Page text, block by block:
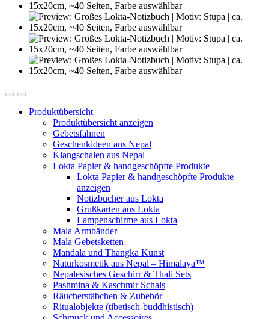
Produktübersicht
Produktübersicht anzeigen
Gebetsfahnen
Geschenkideen aus Nepal
Klangschalen aus Nepal
Lokta Papier & handgeschöpfte Produkte
Lokta Papier & handgeschöpfte Produkte
anzeigen
Notizbücher aus Lokta
Grußkarten aus Lokta
Lampenschirme aus Lokta
Mala Armbänder
Mala Gebetsketten
Mandala und Thangka Kunst
Naturkosmetik aus Nepal – Himalaya™
Nepalesisches Geschirr & Thali Sets
Pashmina & Kaschmir Schals
Räucherstäbchen & Zubehör
Ritualobjekte (tibetisch-buddhistisch)